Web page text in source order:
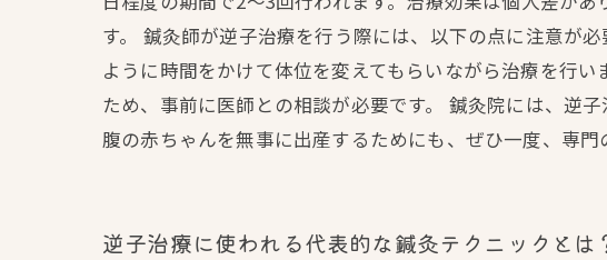
す。 鍼灸師が逆子治療を行う際には、以下の点に注意が
ように時間をかけて体位を変えてもらいながら治療を行
ため、事前に医師との相談が必要です。 鍼灸院には、逆
腹の赤ちゃんを無事に出産するためにも、ぜひ一度、専門
逆子治療に使われる代表的な鍼灸テクニックとは